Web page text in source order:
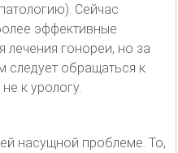
Сейчас
эффективные
лечения гонореи, но за
следует обращаться к
к урологу.
насущной проблеме. То,